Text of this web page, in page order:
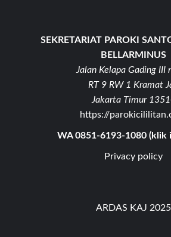
SEKRETARIAT PAROKI
BELLARMINUS
Jalan Kelapa Gading III
RT 9 RW 1 Kramat
Jakarta Timur
https://
WA 0851-6193-1080 (klik
Privacy policy
ARDAS KAJ 2025